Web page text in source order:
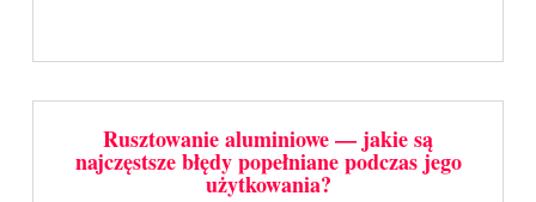
Rusztowanie aluminiowe — jakie są
najczęstsze błędy popełniane podczas jego
użytkowania?